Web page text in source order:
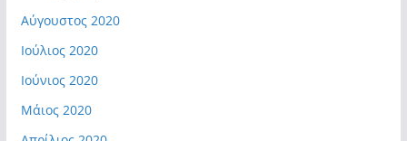
Αύγουστος 2020
Ιούλιος 2020
Ιούνιος 2020
Μάιος 2020